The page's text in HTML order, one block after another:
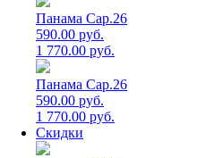
Панама Cap.26
590.00 руб.
1 770.00 руб.
Панама Cap.26
590.00 руб.
1 770.00 руб.
Скидки